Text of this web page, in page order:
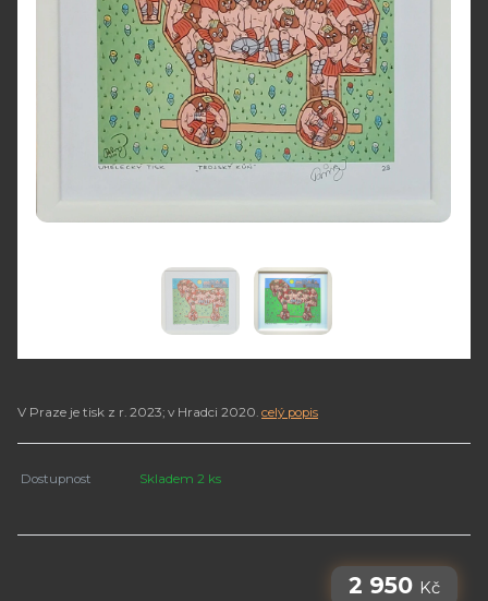
V Praze je tisk z r. 2023; v Hradci 2020. celý popis
Dostupnost Skladem 2 ks
2 950 Kč